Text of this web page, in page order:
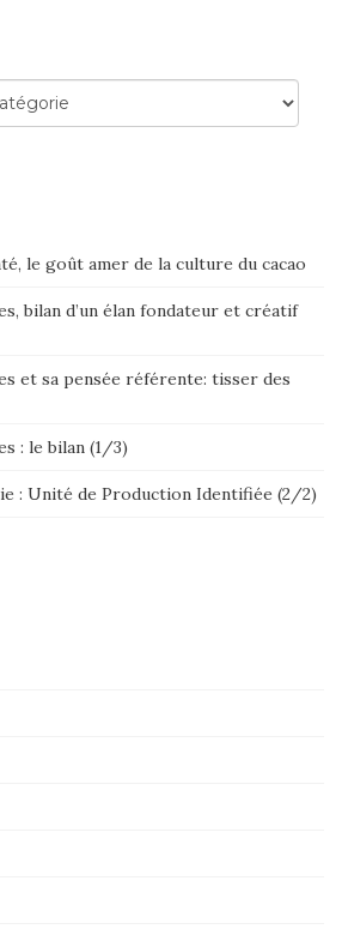
le goût amer de la culture du cacao
bilan d’un élan fondateur et créatif
et sa pensée référente: tisser des
: le bilan (1/3)
: Unité de Production Identifiée (2/2)